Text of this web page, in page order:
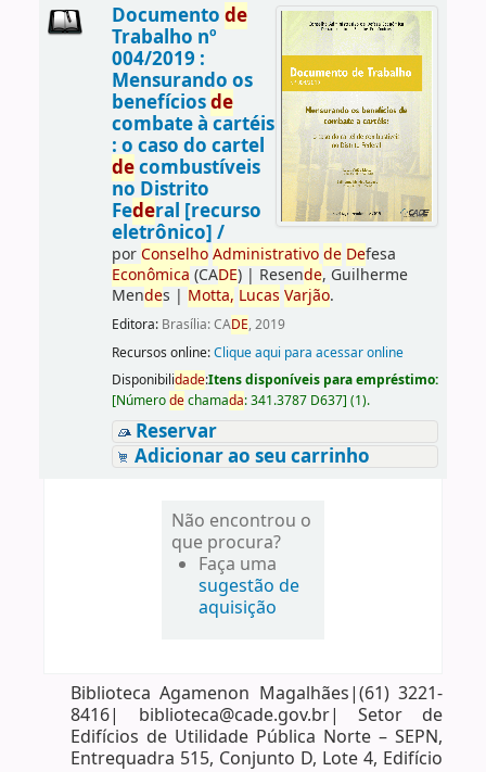
Documento de
Trabalho nº
004/2019 :
Mensurando os
benefíciosde
combate à cartéis
: o caso do cartel
decombustíveis
no Distrito
Federal [recurso
eletrônico] /
porConselho Administrativo de Defesa
Econômica (CADE)| Resende, Guilherme
Mendes | Motta, Lucas Varjão.
Editora: Brasília: CADE, 2019
Recursos online:Clique aqui para acessar online
Disponibilidade:Itens disponíveis para empréstimo:
[Númerodechamada:341.3787 D637] (1).
Reservar
Adicionar ao seu carrinho
Não encontrou o
que procura?
Faça uma
sugestão de
aquisição
Biblioteca Agamenon Magalhães|(61) 3221-
8416| biblioteca@cade.gov.br| Setor de
Edifícios de Utilidade Pública Norte – SEPN,
Entrequadra 515, Conjunto D, Lote 4, Edifício